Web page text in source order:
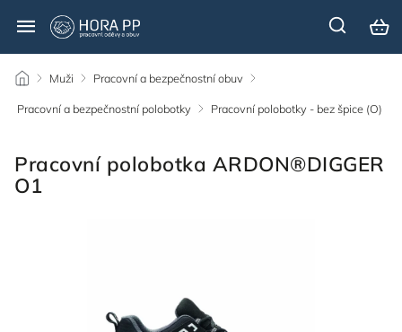
/ Muži / Pracovní a bezpečnostní obuv /
Pracovní a bezpečnostní polobotky /
Pracovní polobotky - bez špice (O)
Pracovní polobotka ARDON®DIGGER
O1